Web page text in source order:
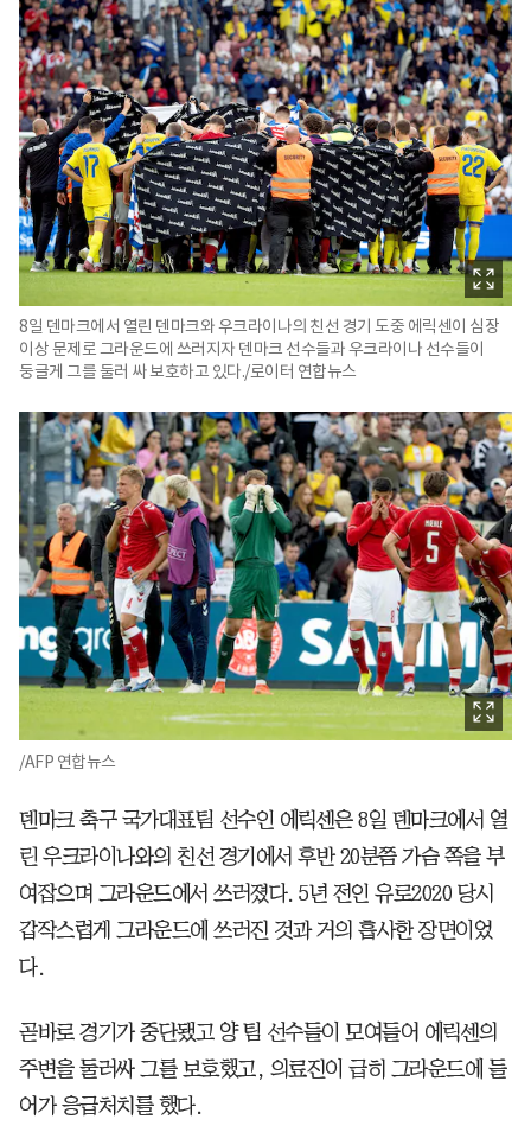
8일 덴마크에서 열린 덴마크와 우크라이나의 친선 경기 도중 에릭센이 심장
이상 문제로 그라운드에 쓰러지자 덴마크 선수들과 우크라이나 선수들이
둥글게 그를 둘러 싸 보호하고 있다./로이터 연합뉴스
/AFP 연합뉴스
덴마크 축구 국가대표팀 선수인 에릭센은 8일 덴마크에서 열
린 우크라이나와의 친선 경기에서 후반 20분쯤 가슴 쪽을 부
여잡으며 그라운드에서 쓰러졌다. 5년 전인 유로2020 당시
갑작스럽게 그라운드에 쓰러진 것과 거의 흡사한 장면이었
다.
곧바로 경기가 중단됐고 양 팀 선수들이 모여들어 에릭센의
주변을 둘러싸 그를 보호했고, 의료진이 급히 그라운드에 들
어가 응급처치를 했다.